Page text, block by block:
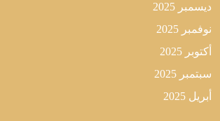
ديسمبر 2025
نوفمبر 2025
أكتوبر 2025
سبتمبر 2025
أبريل 2025